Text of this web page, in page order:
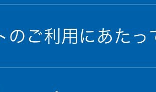
のご利用にあたっ